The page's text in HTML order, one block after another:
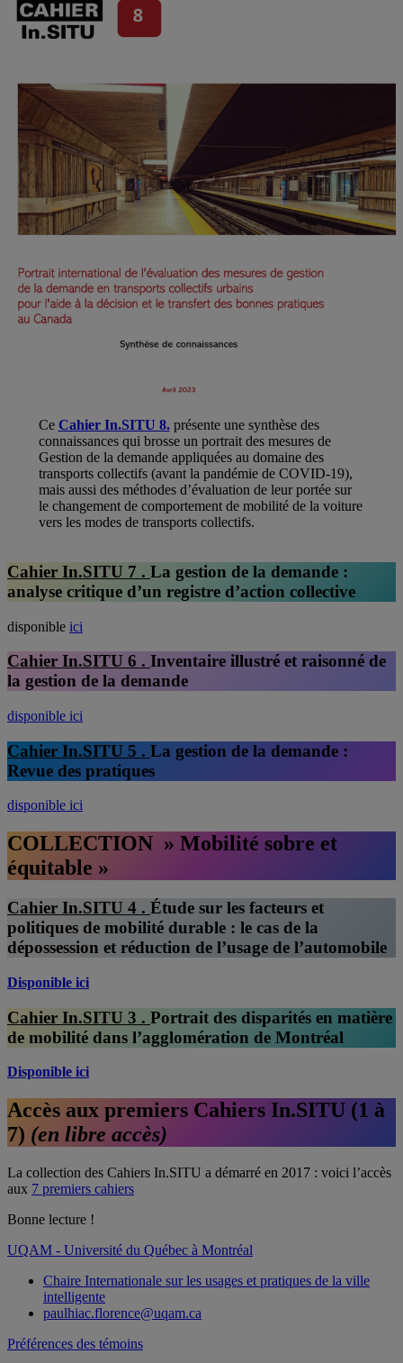
Ce Cahier In.SITU 8.présente une synthèse des
connaissances qui brosse un portrait des mesures de
Gestion de la demande appliquées au domaine des
transports collectifs (avant la pandémie de COVID-19),
mais aussi des méthodes d’évaluation de leur portée sur
le changement de comportement de mobilité de la voiture
vers les modes de transports collectifs.
Cahier In.SITU 7 . La gestion de la demande :
analyse critique d’un registre d’action collective
disponible ici
Cahier In.SITU 6 . Inventaire illustré et raisonné de
la gestion de la demande
disponible ici
Cahier In.SITU 5 . La gestion de la demande :
Revue des pratiques
disponible ici
COLLECTION » Mobilité sobre et
équitable »
Cahier In.SITU 4 . Étude sur les facteurs et
politiques de mobilité durable : le cas de la
dépossession et réduction de l’usage de l’automobile
Disponible ici
Cahier In.SITU 3 . Portrait des disparités en matière
de mobilité dans l’agglomération de Montréal
Disponible ici
Accès aux premiers Cahiers In.SITU (1 à
7) (en libre accès)
La collection des Cahiers In.SITU a démarré en 2017 : voici l’accès
aux 7 premiers cahiers
Bonne lecture !
UQAM - Université du Québec à Montréal
Chaire Internationale sur les usages et pratiques de la ville
intelligente
paulhiac.florence@uqam.ca
Préférences des témoins